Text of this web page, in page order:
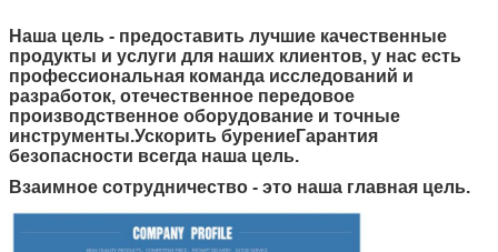
Наша цель - предоставить лучшие качественные
продукты и услуги для наших клиентов, у нас есть
профессиональная команда исследований и
разработок, отечественное передовое
производственное оборудование и точные
инструменты.Ускорить бурениеГарантия
безопасности всегда наша цель.
Взаимное сотрудничество - это наша главная цель.